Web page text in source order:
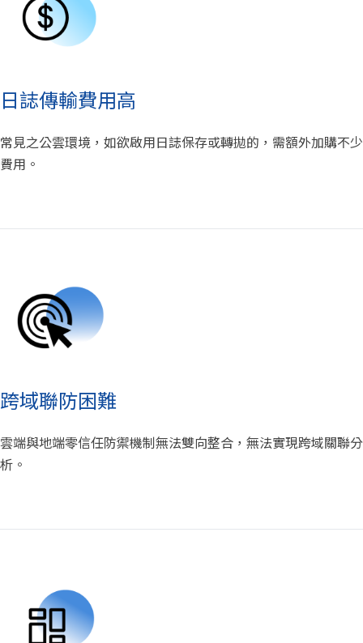
日誌傳輸費用高
常見之公雲環境，如欲啟用日誌保存或轉拋的，需額外加購不少
費用。
跨域聯防困難
雲端與地端零信任防禦機制無法雙向整合，無法實現跨域關聯分
析。